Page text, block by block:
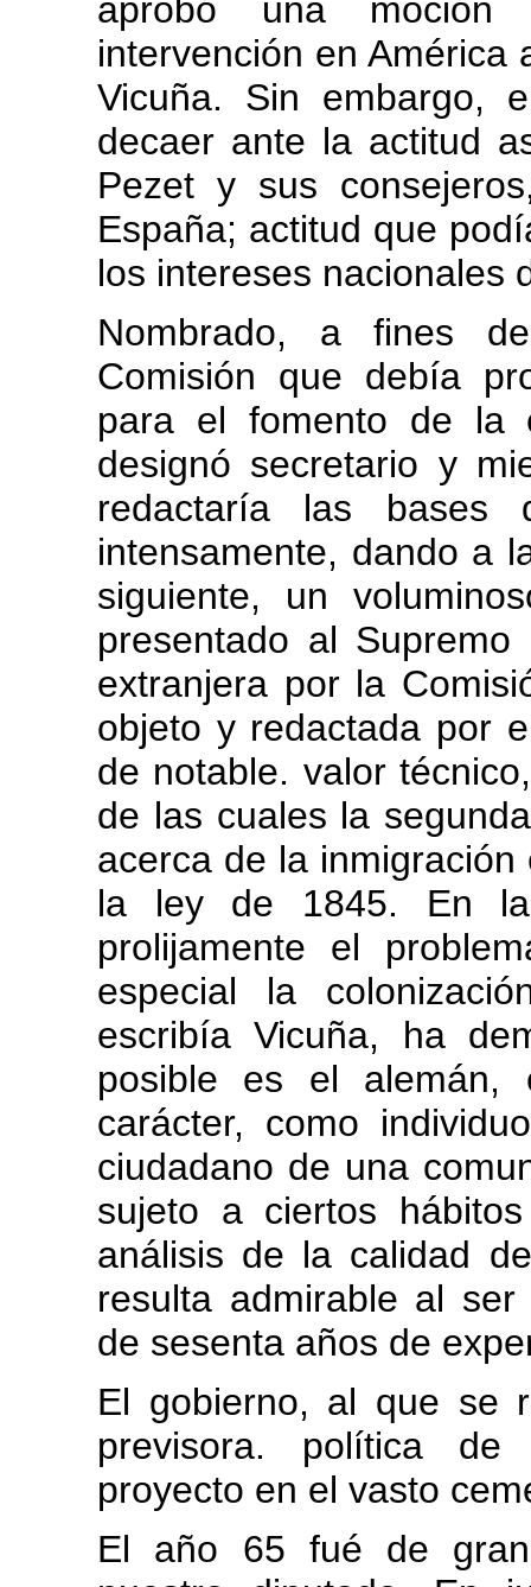
aprobó una moción
intervención en América
Vicuña. Sin embargo,
decaer ante la actitud
Pezet y sus
España; actitud que
los intereses nacionales
Nombrado, a fines
Comisión que debía
para el fomento de la
designó secretario y
redactaría las bases
intensamente, dando a
siguiente, un
presentado al
extranjera por la
objeto y redactada por
de notable. valor
de las cuales la
acerca de la
la ley de 1845. En la
prolijamente el
especial la
escribía Vicuña, ha
posible es el alemán,
carácter, como
ciudadano de una
sujeto a ciertos
análisis de la calidad
resulta admirable al
de sesenta años de
El gobierno, al que se
previsora. política
proyecto en el vasto
El año 65 fué de gran